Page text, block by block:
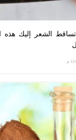
الشعر إليك هذه